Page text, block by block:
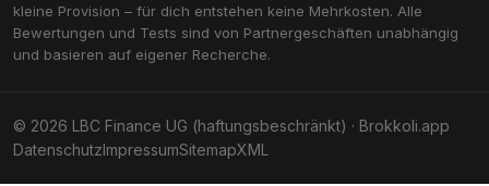
kleine Provision – für dich entstehen keine Mehrkosten. Alle
Bewertungen und Tests sind von Partnergeschäften unabhängig
und basieren auf eigener Recherche.
© 2026 LBC Finance UG (haftungsbeschränkt) · Brokkoli.app
DatenschutzImpressumSitemapXML